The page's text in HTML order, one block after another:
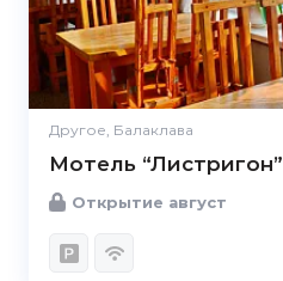
Другое, Балаклава
Мотель “Листригон”
Открытие август